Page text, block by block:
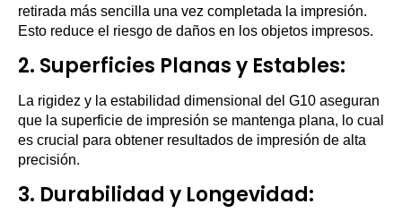
retirada más sencilla una vez completada la impresión.
Esto reduce el riesgo de daños en los objetos impresos.
2. Superficies Planas y Estables:
La rigidez y la estabilidad dimensional del G10 aseguran
que la superficie de impresión se mantenga plana, lo cual
es crucial para obtener resultados de impresión de alta
precisión.
3. Durabilidad y Longevidad: